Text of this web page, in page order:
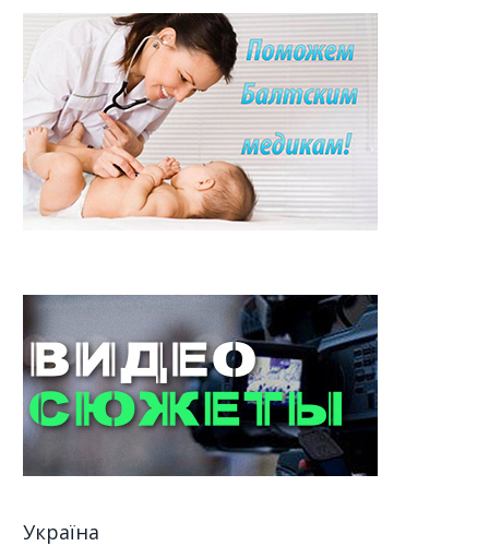
Україна